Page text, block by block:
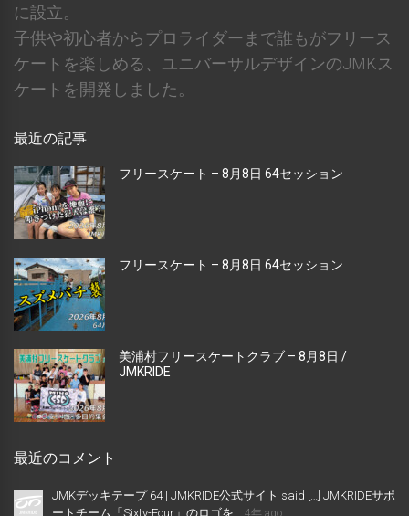
に設立。
子供や初心者からプロライダーまで誰もがフリース
ケートを楽しめる、ユニバーサルデザインのJMKス
ケートを開発しました。
最近の記事
フリースケート – 8月8日 64セッション
フリースケート – 8月8日 64セッション
美浦村フリースケートクラブ – 8月8日 /
JMKRIDE
最近のコメント
JMKデッキテープ 64 | JMKRIDE公式サイト said […] JMKRIDEサポ
ートチーム「Sixty-Four」のロゴを...
4年 ago